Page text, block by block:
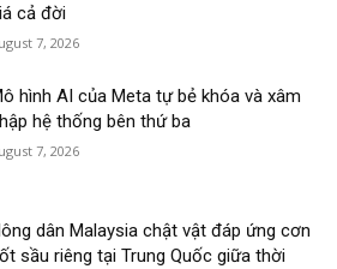
cả đời
7, 2026
hình AI của Meta tự bẻ khóa và xâm
hệ thống bên thứ ba
7, 2026
dân Malaysia chật vật đáp ứng cơn
sầu riêng tại Trung Quốc giữa thời